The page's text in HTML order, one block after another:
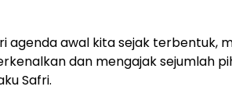
agenda awal kita sejak terbentuk,
dan mengajak sejumlah
Safri.